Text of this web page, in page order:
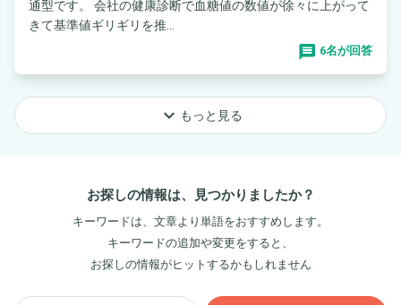
通型です。 会社の健康診断で血糖値の数値が徐々に上がって
きて基準値ギリギリを推...
6名が回答
keyboard_arrow_down もっと見る
お探しの情報は、見つかりましたか？
キーワードは、文章より単語をおすすめします。
キーワードの追加や変更をすると、
お探しの情報がヒットするかもしれません